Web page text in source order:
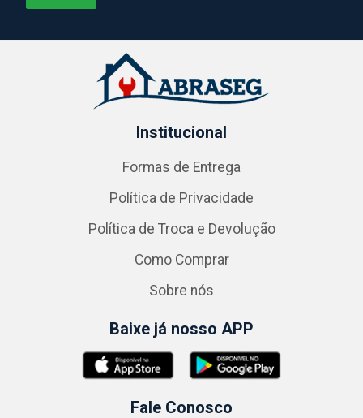
Institucional
Formas de Entrega
Política de Privacidade
Política de Troca e Devolução
Como Comprar
Sobre nós
Baixe já nosso APP
Fale Conosco